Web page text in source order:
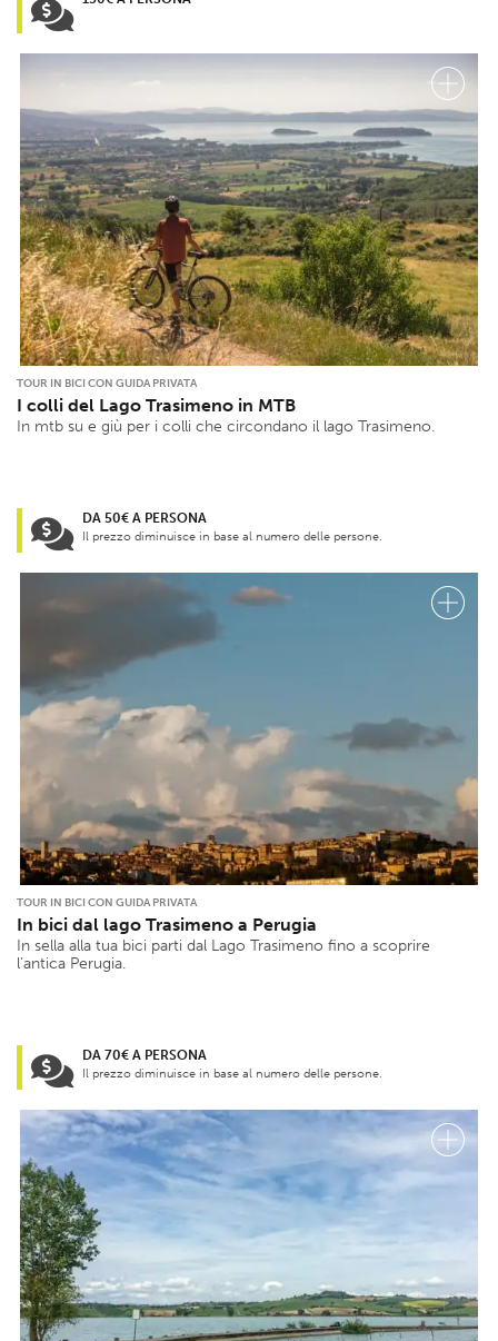
TOUR IN BICI CON GUIDA PRIVATA
I colli del Lago Trasimeno in MTB
In mtb su e giù per i colli che circondano il lago Trasimeno.
DA 50€ A PERSONA
Il prezzo diminuisce in base al numero delle persone.
TOUR IN BICI CON GUIDA PRIVATA
In bici dal lago Trasimeno a Perugia
In sella alla tua bici parti dal Lago Trasimeno fino a scoprire
l’antica Perugia.
DA 70€ A PERSONA
Il prezzo diminuisce in base al numero delle persone.